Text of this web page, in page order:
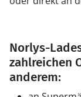
Norlys-
zahlreichen
anderem: